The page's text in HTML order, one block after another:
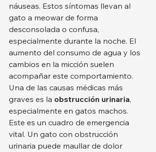
náuseas. Estos síntomas llevan al
gato a meowar de forma
desconsolada o confusa,
especialmente durante la noche. El
aumento del consumo de agua y los
cambios en la micción suelen
acompañar este comportamiento.
Una de las causas médicas más
graves es la obstrucción urinaria,
especialmente en gatos machos.
Este es un cuadro de emergencia
vital. Un gato con obstrucción
urinaria puede maullar de dolor